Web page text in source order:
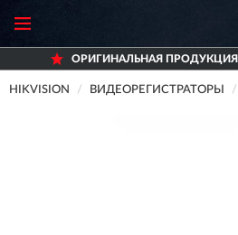
ОРИГИНАЛЬНАЯ ПРОДУКЦИЯ
HIKVISION ВИДЕОРЕГИСТРАТОРЫ